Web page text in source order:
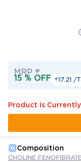
MRP ₹
15 % OFF ₹17.21 /
Product Is
Composition
CHOLINE